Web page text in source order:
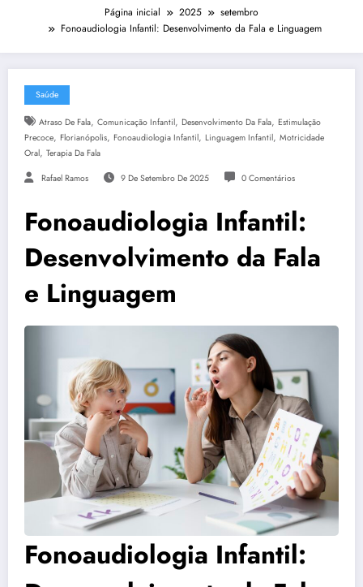
Página inicial 2025
setembro
Fonoaudiologia Infantil: Desenvolvimento da Fala e Linguagem
Saúde
Atraso De Fala, Comunicação Infantil, Desenvolvimento Da Fala, Estimulação
Precoce, Florianópolis, Fonoaudiologia Infantil, Linguagem Infantil, Motricidade
Oral, Terapia Da Fala
Rafael Ramos 9 De Setembro De 2025 0 Comentários
Fonoaudiologia Infantil:
Desenvolvimento da Fala
e Linguagem
Fonoaudiologia Infantil: